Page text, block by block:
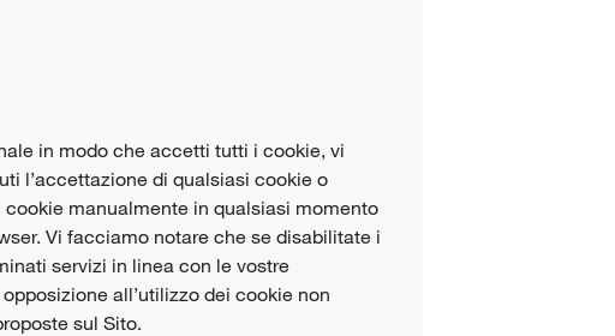
in modo che accetti tutti i cookie, vi
l’accettazione di qualsiasi cookie o
manualmente in qualsiasi momento
Vi facciamo notare che se disabilitate i
servizi in linea con le vostre
all’utilizzo dei cookie non
sul Sito.